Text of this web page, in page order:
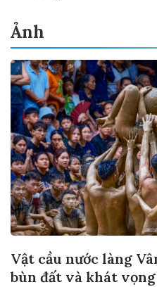
Ảnh
Vật cầu nước làng
bùn đất và khát